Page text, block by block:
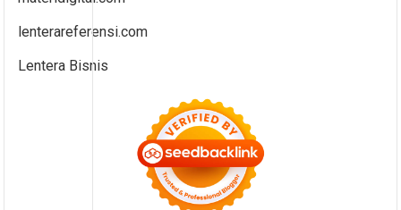
lenterareferensi.com
Lentera Bisnis